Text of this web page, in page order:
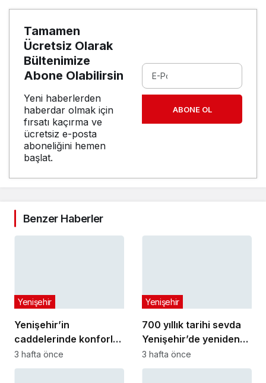
Tamamen
Ücretsiz Olarak
Bültenimize
Abone Olabilirsin
Yeni haberlerden
haberdar olmak için
fırsatı kaçırma ve
ücretsiz e-posta
aboneliğini hemen
başlat.
ABONE OL
Benzer Haberler
Yenişehir’in
caddelerinde konforlu
yolculuk
Yenişehir
3 hafta önce
700 yıllık tarihi sevda
Yenişehir’de yeniden
hayat buldu
Yenişehir
3 hafta önce